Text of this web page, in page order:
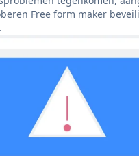
Free form maker